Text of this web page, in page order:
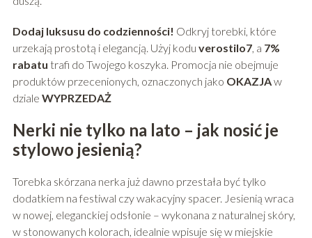
Dodaj luksusu do codzienności! Odkryj torebki, które
urzekają prostotą i elegancją. Użyj kodu verostilo7, a 7%
rabatu trafi do Twojego koszyka. Promocja nie obejmuje
produktów przecenionych, oznaczonych jako OKAZJAw
dziale WYPRZEDAŻ
Nerki nie tylko na lato – jak nosić je
stylowo jesienią?
Torebka skórzana nerka już dawno przestała być tylko
dodatkiem na festiwal czy wakacyjny spacer. Jesienią wraca
w nowej, eleganckiej odsłonie – wykonana z naturalnej skóry,
w stonowanych kolorach, idealnie wpisuje się w miejskie